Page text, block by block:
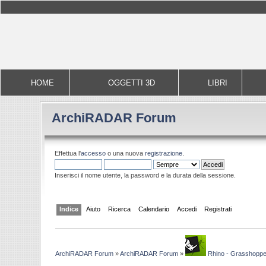
HOME OGGETTI 3D LIBRI
ArchiRADAR Forum
Effettua l'accesso o una nuovaregistrazione.
Inserisci il nome utente, la password e la durata della sessione.
Indice Aiuto Ricerca Calendario Accedi Registrati
ArchiRADAR Forum »ArchiRADAR Forum » Rhino -